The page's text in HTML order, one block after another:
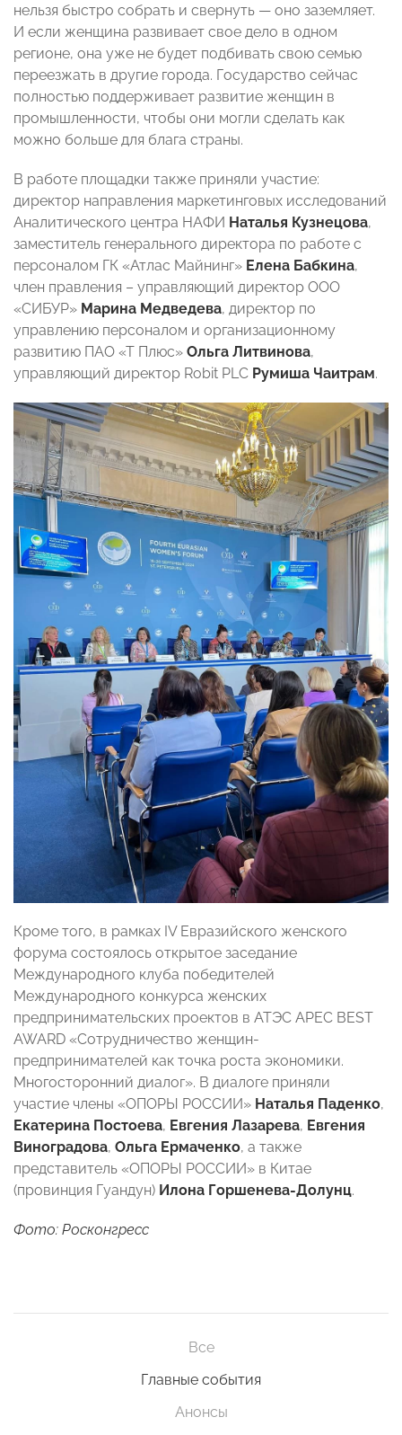
нельзя быстро собрать и свернуть — оно заземляет.
И если женщина развивает свое дело в одном
регионе, она уже не будет подбивать свою семью
переезжать в другие города. Государство сейчас
полностью поддерживает развитие женщин в
промышленности, чтобы они могли сделать как
можно больше для блага страны.
В работе площадки также приняли участие:
директор направления маркетинговых исследований
Аналитического центра НАФИ Наталья Кузнецова,
заместитель генерального директора по работе с
персоналом ГК «Атлас Майнинг» Елена Бабкина,
член правления – управляющий директор ООО
«СИБУР» Марина Медведева, директор по
управлению персоналом и организационному
развитию ПАО «Т Плюс» Ольга Литвинова,
управляющий директор Robit PLC Румиша Чаитрам.
Кроме того, в рамках IV Евразийского женского
форума состоялось открытое заседание
Международного клуба победителей
Международного конкурса женских
предпринимательских проектов в АТЭС APEC BEST
AWARD «Сотрудничество женщин-
предпринимателей как точка роста экономики.
Многосторонний диалог». В диалоге приняли
участие члены «ОПОРЫ РОССИИ» Наталья Паденко,
Екатерина Постоева, Евгения Лазарева, Евгения
Виноградова, Ольга Ермаченко, а также
представитель «ОПОРЫ РОССИИ» в Китае
(провинция Гуандун) Илона Горшенева-Долунц.
Фото: Росконгресс
Все
Главные события
Анонсы